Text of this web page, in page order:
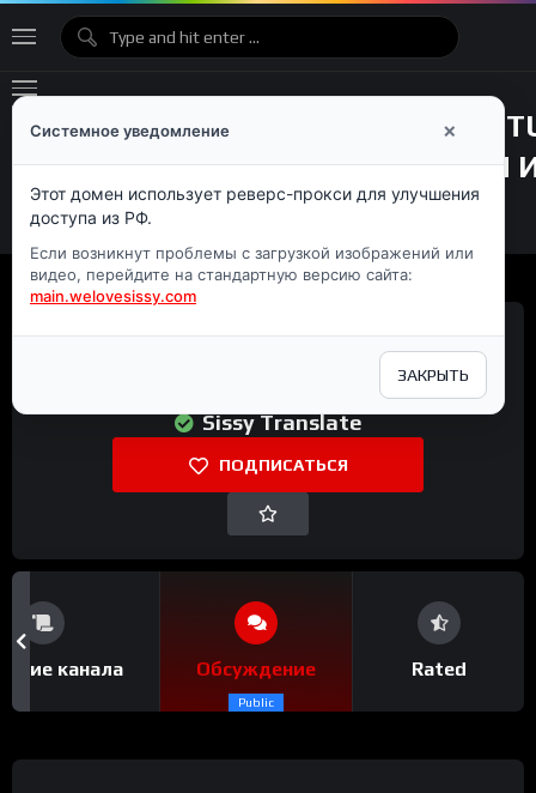
Sissy Translate
ПОДПИСАТЬСЯ
канала Обсуждение
Public
Rated
Системное уведомление ×
Этот домен использует реверс-прокси для улучшения
доступа из РФ.
Если возникнут проблемы с загрузкой изображений или
видео, перейдите на стандартную версию сайта:
main.welovesissy.com
ЗАКРЫТЬ